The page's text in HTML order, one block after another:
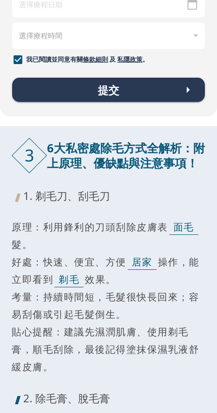
我已閱讀並同意有關條款細則及 私隱政策。
提交
3
6大私密處除毛方式全解析：附
上原理、優缺點與注意事項！
1. 剃毛刀、刮毛刀
原理：利用鋒利的刀頭刮除皮膚表 面毛
髮。
好處：快速、便宜、方便 居家 操作，能
立即看到 剃毛 效果。
考量：持續時間短，毛髮很快長回來；容
易刮傷或引起毛髮倒生。
貼心提醒：建議先濕潤肌膚、使用剃毛
膏，順毛刮除，最後記得塗抹保濕乳液舒
緩皮膚。
2. 除毛膏、脫毛膏